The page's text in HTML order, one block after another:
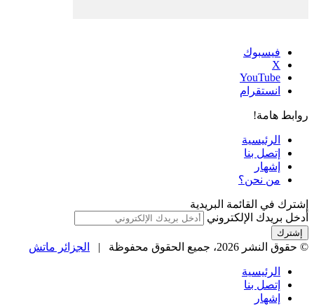
فيسبوك
‫X
‫YouTube
انستقرام
روابط هامة!
الرئيسية
إتصل بنا
إشهار
من نحن؟
إشترك في القائمة البريدية
أدخل بريدك الإلكتروني
© حقوق النشر 2026، جميع الحقوق محفوظة | الجزائر ماتش
الرئيسية
إتصل بنا
إشهار